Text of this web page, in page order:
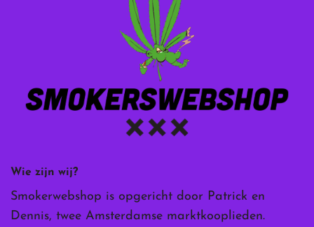
Wie zijn wij?
Smokerwebshop is opgericht door Patrick en
Dennis, twee Amsterdamse marktkooplieden.